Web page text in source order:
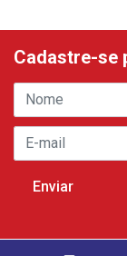
Cadastre-se